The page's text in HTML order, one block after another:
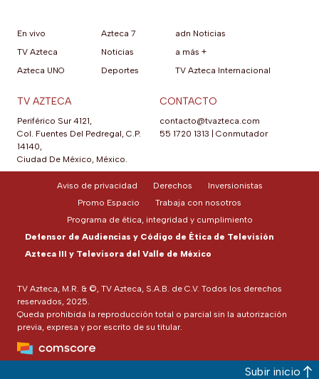
En vivo
TV Azteca
Azteca UNO
Azteca 7
Noticias
Deportes
adn Noticias
a más +
TV Azteca Internacional
TV AZTECA
Periférico Sur 4121,
Col. Fuentes Del Pedregal, C.P.
14140,
Ciudad De México, México.
CONTACTO
contacto@tvazteca.com
55 1720 1313 | Conmutador
TV Azteca, M.R. & ©, TV Azteca, S.A.B. de C.V. Todos los derechos
reservados, 2025.
Queda prohibida la reproducción total o parcial sin la autorización
previa, expresa y por escrito de su titular.
Aviso de privacidad Derechos
Inversionistas
Promo Espacio
Trabaja con nosotros
Programa de ética, integridad y cumplimiento
Defensor de Audiencias y Código de Ética de Televisión
Azteca III y Televisora del Valle de México
Subir inicio